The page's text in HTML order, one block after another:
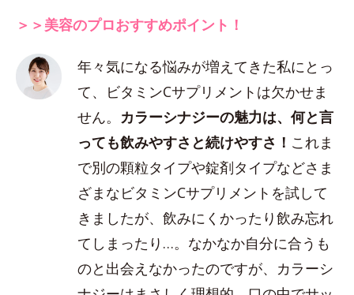
＞＞美容のプロおすすめポイント！
年々気になる悩みが増えてきた私にとっ
て、ビタミンCサプリメントは欠かせま
せん。 カラーシナジーの魅力は、何と言
っても飲みやすさと続けやすさ！ これま
で別の顆粒タイプや錠剤タイプなどさま
ざまなビタミンCサプリメントを試して
きましたが、飲みにくかったり飲み忘れ
てしまったり…。なかなか自分に合うも
のと出会えなかったのですが、カラーシ